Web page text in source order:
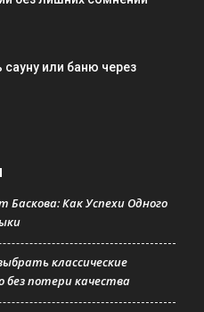
сауну или баню через
Баскова: Как Успехи Одного
классические
без потери качества